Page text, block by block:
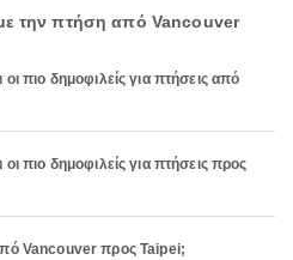
την πτήση από Vancouver
οι πιο δημοφιλείς για πτήσεις από
οι πιο δημοφιλείς για πτήσεις προς
Vancouver προς Taipei;